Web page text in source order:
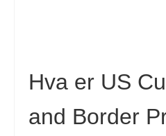
Hva er US
and Border